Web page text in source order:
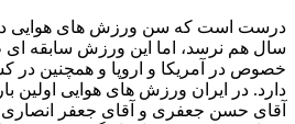
درست است که سن ورزش های هوایی در
سال هم نرسد، اما این ورزش سابقه ای
خصوص در آمریکا و اروپا و همچنین
دارد. در ایران ورزش های هوایی اولین
آقای حسن جعفری و آقای جعفر انصاری